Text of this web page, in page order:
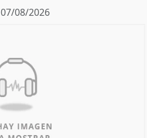
07/08/2026